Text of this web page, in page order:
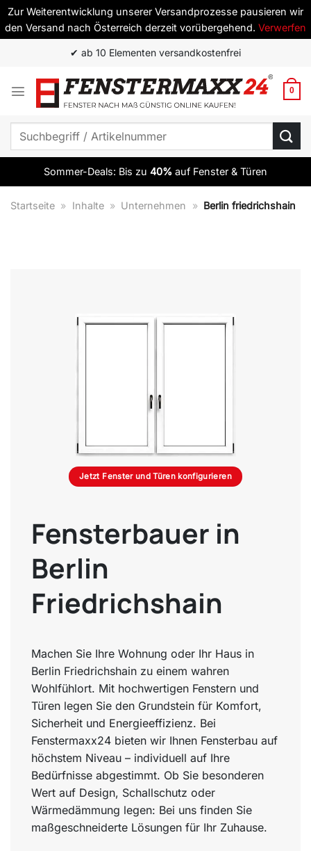
Zur Weiterentwicklung unserer Versandprozesse pausieren wir
den Versand nach Österreich derzeit vorübergehend. Verwerfen
springen
✔ ab 10 Elementen versandkostenfrei
0
Suchen
Sommer-Deals: Bis zu 40% auf Fenster & Türen
Startseite » Inhalte » Unternehmen » Berlin friedrichshain
Fensterbauer in
Berlin
Friedrichshain
Machen Sie Ihre Wohnung oder Ihr Haus in
Berlin Friedrichshain zu einem wahren
Wohlfühlort. Mit hochwertigen Fenstern und
Türen legen Sie den Grundstein für Komfort,
Sicherheit und Energieeffizienz. Bei
Fenstermaxx24 bieten wir Ihnen Fensterbau auf
höchstem Niveau – individuell auf Ihre
Bedürfnisse abgestimmt. Ob Sie besonderen
Wert auf Design, Schallschutz oder
Wärmedämmung legen: Bei uns finden Sie
maßgeschneiderte Lösungen für Ihr Zuhause.
Jetzt Fenster und Türen konfigurieren